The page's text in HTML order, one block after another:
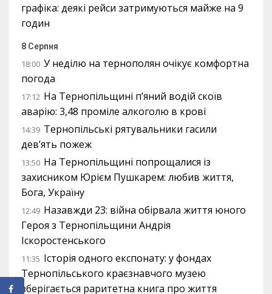
графіка: деякі рейси затримуються майже на 9
годин
8 Серпня
18:00 У неділю на тернополян очікує комфортна
погода
17:12 На Тернопільщині п’яний водій скоїв
аварію: 3,48 проміле алкоголю в крові
14:39 Тернопільські рятувальники гасили
дев’ять пожеж
13:50 На Тернопільщині попрощалися із
захисником Юрієм Пушкарем: любив життя,
Бога, Україну
12:49 Назавжди 23: війна обірвала життя юного
Героя з Тернопільщини Андрія
Іскоростенського
11:35 Історія одного експонату: у фондах
Тернопільського краєзнавчого музею
зберігається раритетна книга про життя